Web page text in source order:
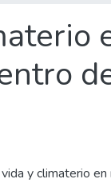
y climaterio